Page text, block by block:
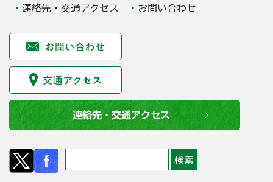
連絡先・交通アクセス お問い合わせ